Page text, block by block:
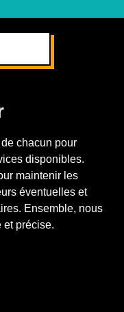
chacun pour
disponibles.
maintenir les
éventuelles et
Ensemble, nous
et précise.